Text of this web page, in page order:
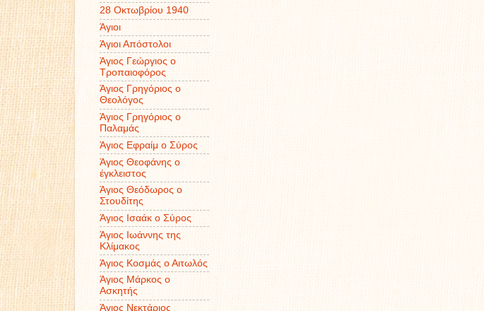
28 Οκτωβρίου 1940
Άγιοι
Άγιοι Απόστολοι
Άγιος Γεώργιος ο
Τροπαιοφόρος
Άγιος Γρηγόριος ο
Θεολόγος
Άγιος Γρηγόριος ο
Παλαμάς
Άγιος Εφραίμ ο Σύρος
Άγιος Θεοφάνης ο
έγκλειστος
Άγιος Θεόδωρος ο
Στουδίτης
Άγιος Ισαάκ ο Σύρος
Άγιος Ιωάννης της
Κλίμακος
Άγιος Κοσμάς ο Αιτωλός
Άγιος Μάρκος ο
Ασκητής
Άγιος Νεκτάριος